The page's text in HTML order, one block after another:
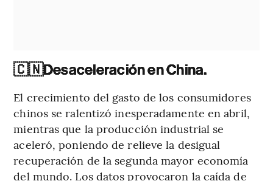
🇨🇳Desaceleración en China.
El crecimiento del gasto de los consumidores
chinos se ralentizó inesperadamente en abril,
mientras que la producción industrial se
aceleró, poniendo de relieve la desigual
recuperación de la segunda mayor economía
del mundo. Los datos provocaron la caída de